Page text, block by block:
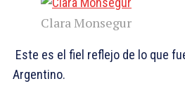
Clara Monsegur
Este es el fiel reflejo de lo que
Argentino.